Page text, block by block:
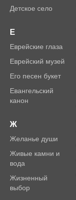
Детское село
Е
Еврейские глаза
Еврейский музей
Его песен букет
Евангельский
канон
Ж
Желанье души
Живые камни и
вода
Жизненный
выбор